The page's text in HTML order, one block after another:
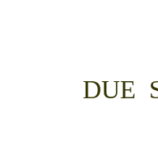
DUE